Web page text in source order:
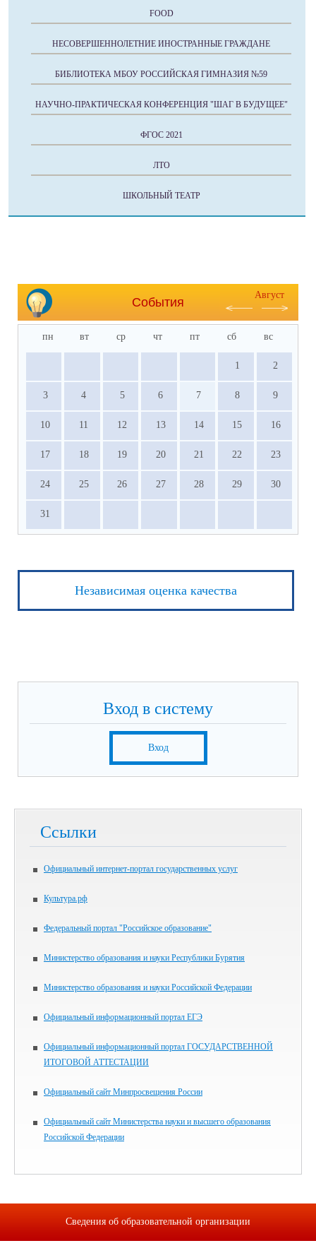
FOOD
НЕСОВЕРШЕННОЛЕТНИЕ ИНОСТРАННЫЕ ГРАЖДАНЕ
БИБЛИОТЕКА МБОУ РОССИЙСКАЯ ГИМНАЗИЯ №59
НАУЧНО-ПРАКТИЧЕСКАЯ КОНФЕРЕНЦИЯ "ШАГ В БУДУЩЕЕ"
ФГОС 2021
ЛТО
ШКОЛЬНЫЙ ТЕАТР
События
Август
пн вт ср чт пт сб вс
1 2
3 4 5 6 7 8 9
10 11 12 13 14 15 16
17 18 19 20 21 22 23
24 25 26 27 28 29 30
31
Независимая оценка качества
Вход в систему
Вход
Ссылки
Официальный интернет-портал государственных услуг
Культура.рф
Федеральный портал "Российское образование"
Министерство образования и науки Республики Бурятия
Министерство образования и науки Российской Федерации
Официальный информационный портал ЕГЭ
Официальный информационный портал ГОСУДАРСТВЕННОЙ
ИТОГОВОЙ АТТЕСТАЦИИ
Официальный сайт Минпросвещения России
Официальный сайт Министерства науки и высшего образования
Российской Федерации
Сведения об образовательной организации